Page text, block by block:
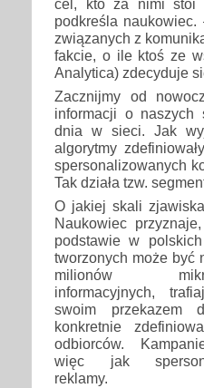
cel, kto za nimi stoi
podkreśla
związanych z
fakcie, o ile ktoś ze
Analytica) zdecyduje
Zacznijmy od
informacji o naszych
dnia w sieci. Jak
algorytmy
spersonalizowanych
Tak działa tzw.
O jakiej skali
Naukowiec
podstawie w
tworzonych może być
milionów
informacyjnych,
swoim przekazem
konkretnie
odbiorców.
więc jak
reklamy.